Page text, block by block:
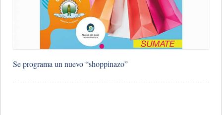
Se programa un nuevo “shoppinazo”